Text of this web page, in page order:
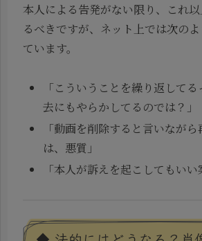
本人による告発がない限り、これ
るべきですが、ネット上では次の
ています。
「こういうことを繰り返して
去にもやらかしてるのでは？」
「動画を削除すると言いなが
は、悪質」
「本人が訴えを起こしてもいい